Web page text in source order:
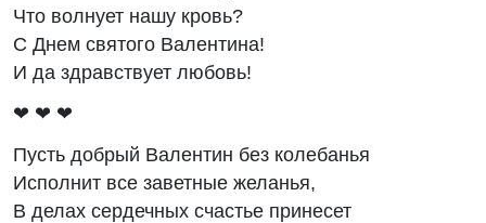
Что волнует нашу кровь?
С Днем святого Валентина!
И да здравствует любовь!
❤ ❤ ❤
Пусть добрый Валентин без колебанья
Исполнит все заветные желанья,
В делах сердечных счастье принесет